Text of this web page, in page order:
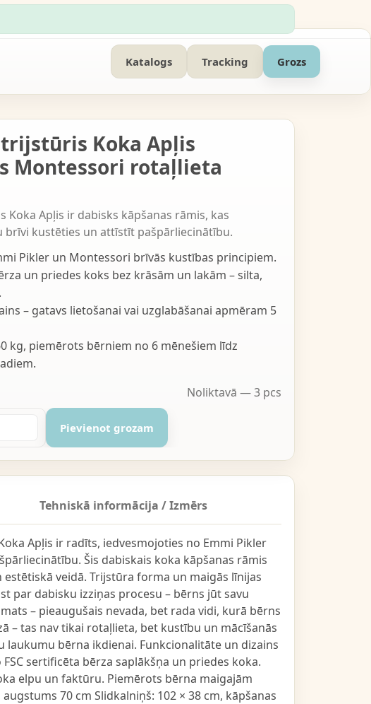
Katalogs Tracking Grozs
Koka Apļis
Montessori rotaļlieta
Koka Apļis ir dabisks kāpšanas rāmis, kas
brīvi kustēties un attīstīt pašpārliecinātību.
Pikler un Montessori brīvās kustības principiem.
un priedes koks bez krāsām un lakām – silta,
– gatavs lietošanai vai uzglabāšanai apmēram 5
kg, piemērots bērniem no 6 mēnešiem līdz
Noliktavā — 3 pcs
Pievienot grozam
Tehniskā informācija / Izmērs
Apļis ir radīts, iedvesmojoties no Emmi Pikler
Šis dabiskais koka kāpšanas rāmis
veidā. Trijstūra forma un maigās līnijas
par dabisku izziņas procesu – bērns jūt savu
– pieaugušais nevada, bet rada vidi, kurā bērns
– tas nav tikai rotaļlieta, bet kustību un mācīšanās
bērna ikdienai. Funkcionalitāte un dizains
sertificēta bērza saplākšņa un priedes koka.
elpu un faktūru. Piemērots bērna maigajām
70 cm Slidkalniņš: 102 × 38 cm, kāpšanas